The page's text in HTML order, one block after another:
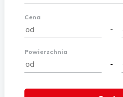
Cena
-
Powierzchnia
-